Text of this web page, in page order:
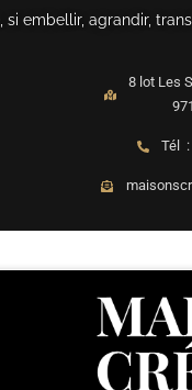
embellir, agrandir,
8 lot Les
Tél :